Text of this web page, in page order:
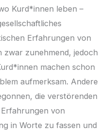
Kurd*innen leben –
Erfahrungen von
zunehmend, jedoch
machen schon
aufmerksam. Andere
die verstörenden
von
in Worte zu fassen und